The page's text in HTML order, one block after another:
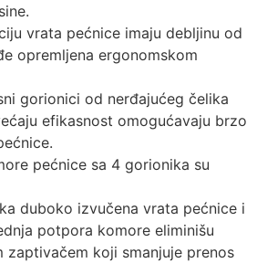
vrata pećnice imaju debljinu od
opremljena ergonomskom
gorionici od nerđajućeg čelika
efikasnost omogućavaju brzo
pećnice sa 4 gorionika su
duboko izvučena vrata pećnice i
potpora komore eliminišu
zaptivačem koji smanjuje prenos